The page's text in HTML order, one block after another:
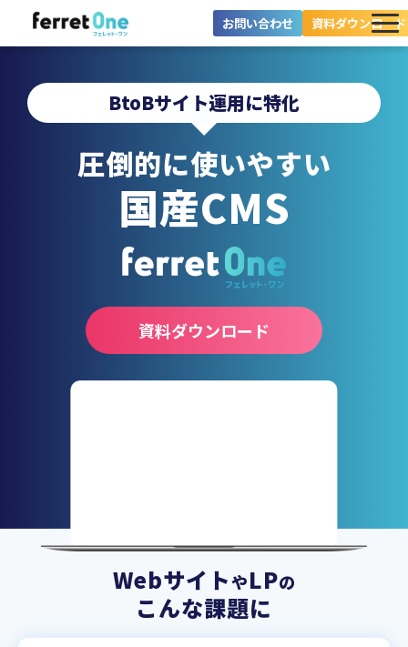
お問い合わせ 資料ダウンロード
ツール・機能一覧
目的別に探す
導入事例
料金プラン
セミナー
お役立ち情報
BtoBサイト運用に特化
圧倒的に使いやすい
国産CMS
資料ダウンロード
WebサイトやLPの
こんな課題に